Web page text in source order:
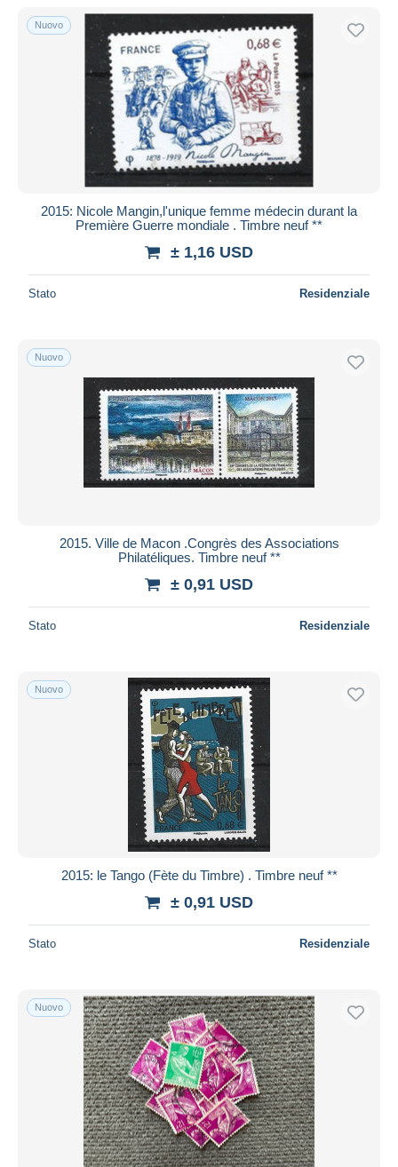
Nuovo
2015: Nicole Mangin,l'unique femme médecin durant la
Première Guerre mondiale . Timbre neuf **
± 1,16 USD
Stato Residenziale
Nuovo
2015. Ville de Macon .Congrès des Associations
Philatéliques. Timbre neuf **
± 0,91 USD
Stato Residenziale
Nuovo
2015: le Tango (Fète du Timbre) . Timbre neuf **
± 0,91 USD
Stato Residenziale
Nuovo